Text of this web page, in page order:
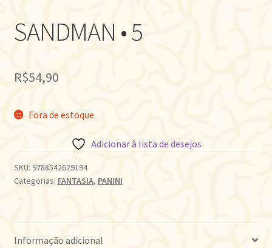
SANDMAN • 5
R$54,90
Fora de estoque
Adicionar à lista de desejos
SKU: 9788542629194
Categorias: FANTASIA, PANINI
Informação adicional